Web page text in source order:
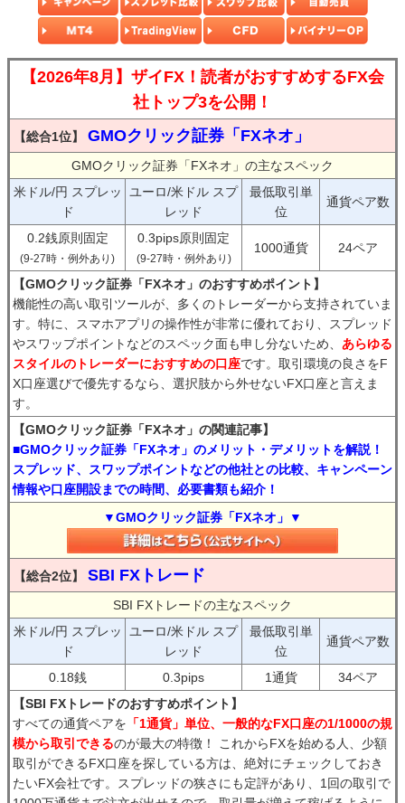
【2026年8月】ザイFX！読者がおすすめするFX会
社トップ3を公開！
【総合1位】 GMOクリック証券「FXネオ」
GMOクリック証券「FXネオ」の主なスペック
米ドル/円 スプレッ
ド
ユーロ/米ドル スプ
レッド
最低取引単
位
通貨ペア数
0.2銭原則固定
(9-27時・例外あり)
0.3pips原則固定
(9-27時・例外あり)
1000通貨 24ペア
【GMOクリック証券「FXネオ」のおすすめポイント】
機能性の高い取引ツールが、多くのトレーダーから支持されていま
す。特に、スマホアプリの操作性が非常に優れており、スプレッド
やスワップポイントなどのスペック面も申し分ないため、 あらゆる
スタイルのトレーダーにおすすめの口座です。取引環境の良さをF
X口座選びで優先するなら、選択肢から外せないFX口座と言えま
す。
【GMOクリック証券「FXネオ」の関連記事】
■GMOクリック証券「FXネオ」のメリット・デメリットを解説！
スプレッド、スワップポイントなどの他社との比較、キャンペーン
情報や口座開設までの時間、必要書類も紹介！
▼GMOクリック証券「FXネオ」▼
【総合2位】 SBI FXトレード
SBI FXトレードの主なスペック
米ドル/円 スプレッ
ド
ユーロ/米ドル スプ
レッド
最低取引単
位
通貨ペア数
0.18銭 0.3pips 1通貨
34ペア
【SBI FXトレードのおすすめポイント】
すべての通貨ペアを 「1通貨」単位、一般的なFX口座の1/1000の規
模から取引できるのが最大の特徴！ これからFXを始める人、少額
取引ができるFX口座を探している方は、絶対にチェックしておき
たいFX会社です。スプレッドの狭さにも定評があり、1回の取引で